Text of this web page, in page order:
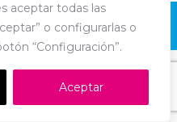
aceptar todas las
o configurarlas o
“Configuración”.
Aceptar
WordPress themes
Privacidad-Aviso Legal